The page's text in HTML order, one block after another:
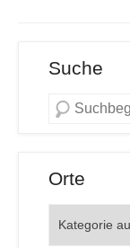
Suche
Orte